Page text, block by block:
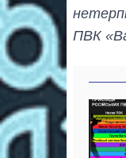
ПВК